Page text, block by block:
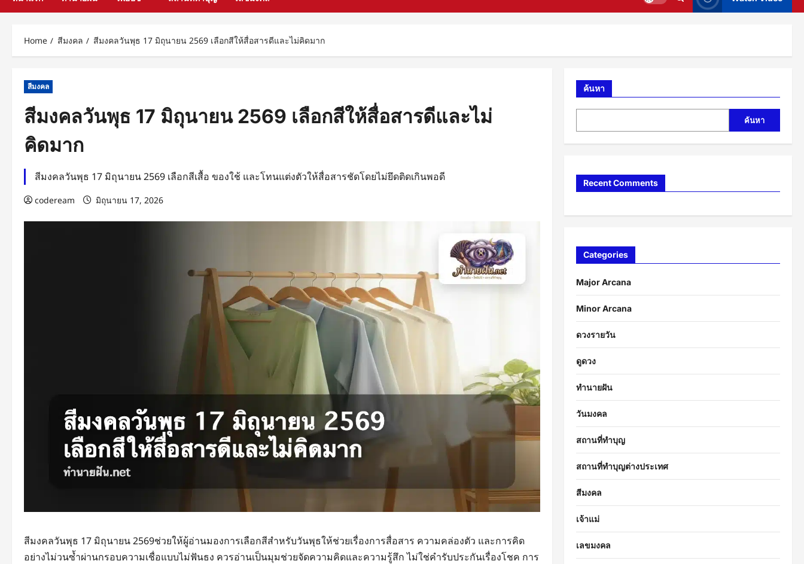
Home สีมงคล สีมงคลวันพุธ 17 มิถุนายน 2569 เลือกสีให้สื่อสารดีและไม่คิดมาก
สีมงคล
สีมงคลวันพุธ 17 มิถุนายน 2569 เลือกสีให้สื่อสารดีและไม่
คิดมาก
สีมงคลวันพุธ 17 มิถุนายน 2569 เลือกสีเสื้อ ของใช้ และโทนแต่งตัวให้สื่อสารชัดโดยไม่ยึดติดเกินพอดี
codeream มิถุนายน 17, 2026
สีมงคลวันพุธ 17 มิถุนายน 2569ช่วยให้ผู้อ่านมองการเลือกสีสำหรับวันพุธให้ช่วยเรื่องการสื่อสาร ความคล่องตัว และการคิด
อย่างไม่วนซ้ำผ่านกรอบความเชื่อแบบไม่ฟันธง ควรอ่านเป็นมุมช่วยจัดความคิดและความรู้สึก ไม่ใช่คำรับประกันเรื่องโชค การ
ค้นหา
ค้นหา
Recent Comments
Categories
Major Arcana
Minor Arcana
ดวงรายวัน
ดูดวง
ทำนายฝัน
วันมงคล
สถานที่ทำบุญ
สถานที่ทำบุญต่างประเทศ
สีมงคล
เจ้าแม่
เลขมงคล